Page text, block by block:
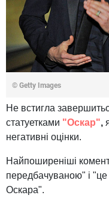
© Getty Images
Не встигла
статуетками "Оскар",
негативні оцінки.
Найпоширеніші
передбачуваною" і "це
Оскара".